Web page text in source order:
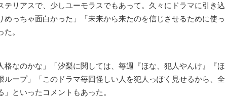
リアスで、少しユーモラスでもあって。久々にドラマに引き込
めっちゃ面白かった」「未来から来たのを信じさせるために使っ
。
なのかな」「汐梨に関しては、毎週『ほな、犯人やんけ』『ほ
ループ」「このドラマ毎回怪しい人を犯人っぽく見せるから、全
といったコメントもあった。